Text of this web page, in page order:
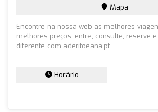
Mapa
Encontre na nossa web as melhores
melhores preços, entre, consulte, reserve
diferente com aderitoeana.pt
Horário